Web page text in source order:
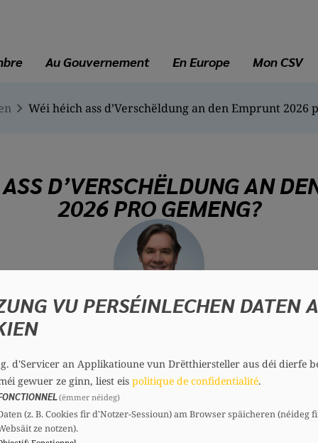
Au Gouvernement En Europe Mon CSV
Wéi héich ass d’Verschëldung an den Emprunt 2026
D’VERSCHËLDUNG AN
2026 PRO GEMENG?
que, conformément à l’article 80 du Règlement
VU PERSÉINLECHEN DATEN A
d'Servicer an Applikatioune vun Drëtthiersteller aus déi dierfe
gewuer ze ginn, liest eis politique de confidentialité.
(ëmmer néideg)
(z. B. Cookies fir d'Notzer-Sessioun) am Browser späicheren (néideg
ze notzen).